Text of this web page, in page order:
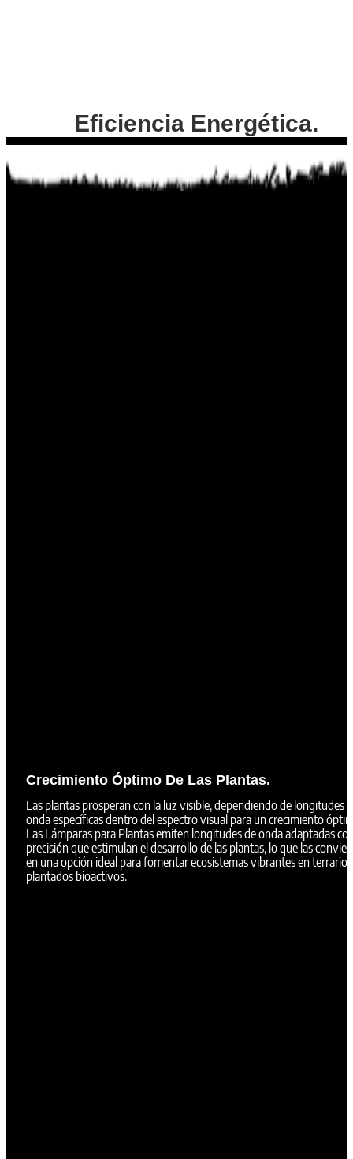
Eficiencia Energética.
Crecimiento Óptimo De Las Plantas.
Las plantas prosperan con la luz visible, dependiendo de longitudes
onda específicas dentro del espectro visual para un crecimiento
Las Lámparas para Plantas emiten longitudes de onda adaptadas
precisión que estimulan el desarrollo de las plantas, lo que las
en una opción ideal para fomentar ecosistemas vibrantes en terrarios
plantados bioactivos.